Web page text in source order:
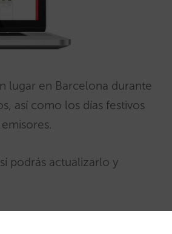
lugar en Barcelona durante
así como los días festivos
podrás actualizarlo y